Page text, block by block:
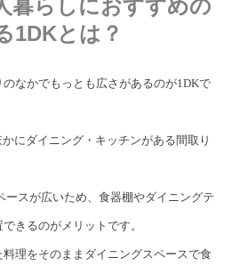
暮らしにおすすめの
1DKとは？
なかでもっとも広さがあるのが1DKで
にダイニング・キッチンがある間取り
ースが広いため、食器棚やダイニングテ
きるのがメリットです。
理をそのままダイニングスペースで食